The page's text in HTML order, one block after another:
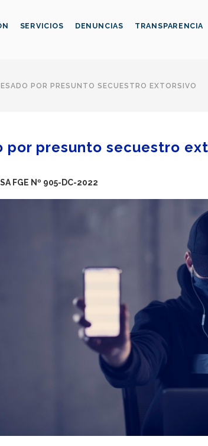
SERVICIOS DENUNCIAS TRANSPARENCIA
POR PRESUNTO SECUESTRO EXTORSIVO
por presunto secuestro
FGE Nº 905-DC-2022